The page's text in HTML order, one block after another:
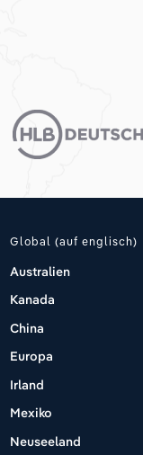
Global (auf englisch)
Australien
Kanada
China
Europa
Irland
Mexiko
Neuseeland